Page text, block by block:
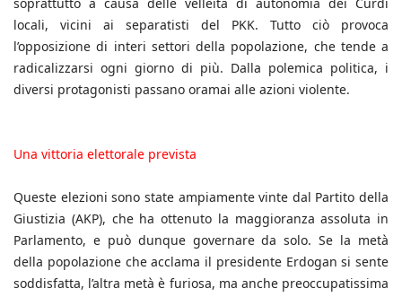
locali, vicini ai separatisti del PKK. Tutto ciò provoca
l’opposizione di interi settori della popolazione, che tende a
radicalizzarsi ogni giorno di più. Dalla polemica politica, i
diversi protagonisti passano oramai alle azioni violente.
Una vittoria elettorale prevista
Queste elezioni sono state ampiamente vinte dal Partito della
Giustizia (AKP), che ha ottenuto la maggioranza assoluta in
Parlamento, e può dunque governare da solo. Se la metà
della popolazione che acclama il presidente Erdogan si sente
soddisfatta, l’altra metà è furiosa, ma anche preoccupatissima